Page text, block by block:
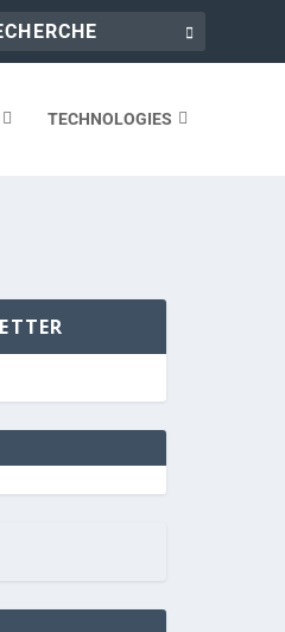
TECHNOLOGIES